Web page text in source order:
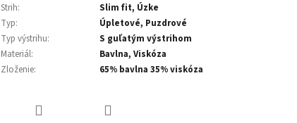
Strih:
Slim fit, Úzke
Typ:
Úpletové, Puzdrové
Typ výstrihu:
S guľatým výstrihom
Materiál:
Bavlna, Viskóza
Zloženie: 65% bavlna 35% viskóza